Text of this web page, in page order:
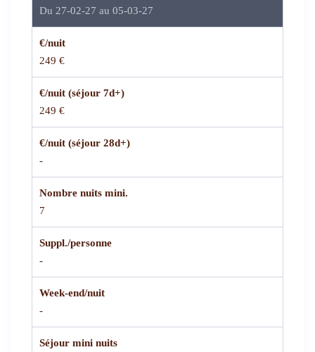
Du 27-02-27 au 05-03-27
€/nuit
249 €
€/nuit (séjour 7d+)
249 €
€/nuit (séjour 28d+)
-
Nombre nuits mini.
7
Suppl./personne
-
Week-end/nuit
-
Séjour mini nuits